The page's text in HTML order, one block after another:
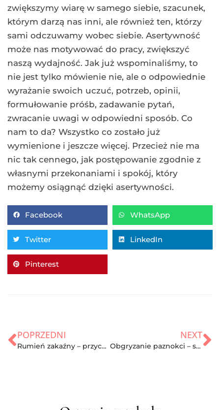
zwiększymy wiarę w samego siebie, szacunek,
którym darzą nas inni, ale również ten, którzy
sami odczuwamy wobec siebie. Asertywność
może nas motywować do pracy, zwiększyć
naszą wydajność. Jak już wspominaliśmy, to
nie jest tylko mówienie nie, ale o odpowiednie
wyrażanie swoich uczuć, potrzeb, opinii,
formułowanie próśb, zadawanie pytań,
zwracanie uwagi w odpowiedni sposób. Co
nam to da? Wszystko co zostało już
wymienione i jeszcze więcej. Przecież nie ma
nic tak cennego, jak postępowanie zgodnie z
własnymi przekonaniami i spokój, który
możemy osiągnąć dzięki asertywności.
Facebook WhatsApp
Twitter LinkedIn
Pinterest
POPRZEDNI
Rumień zakaźny – przyczyny, objawy i leczenie
NEXT
Obgryzanie paznokci – skąd się bierze? Jak zapobiegać domowymi sposobami?